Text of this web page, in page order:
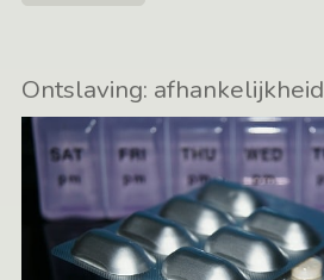
Ontslaving: afhankelijkheid